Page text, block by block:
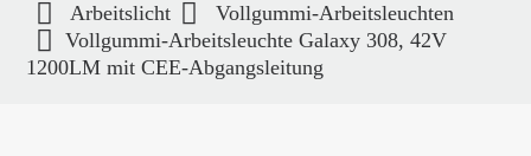
Suchbegriffe SUCHEN
Arbeitslicht
Vollgummi-Arbeitsleuchten
Vollgummi-Arbeitsleuchte Galaxy 308, 42V
1200LM mit CEE-Abgangsleitung